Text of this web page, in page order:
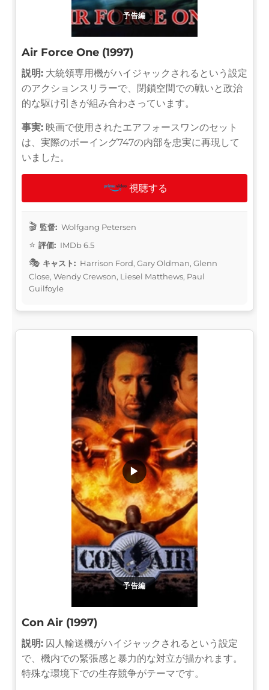
予告編
Air Force One (1997)
説明: 大統領専用機がハイジャックされるという設定
のアクションスリラーで、閉鎖空間での戦いと政治
的な駆け引きが組み合わさっています。
事実: 映画で使用されたエアフォースワンのセット
は、実際のボーイング747の内部を忠実に再現して
いました。
視聴する
監督: Wolfgang Petersen
評価: IMDb 6.5
キャスト: Harrison Ford, Gary Oldman, Glenn
Close, Wendy Crewson, Liesel Matthews, Paul
Guilfoyle
予告編
▶
Con Air (1997)
説明: 囚人輸送機がハイジャックされるという設定
で、機内での緊張感と暴力的な対立が描かれます。
特殊な環境下での生存競争がテーマです。